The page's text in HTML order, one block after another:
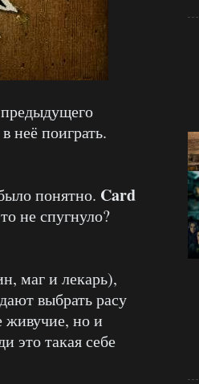
предыдущего
неё поиграть.
понятно. Card
не спугнуло?
маг и лекарь),
выбрать расу
живучие, но и
это такая себе